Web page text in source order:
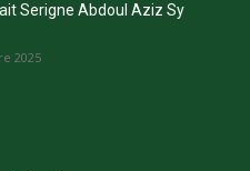
Serigne Abdoul Aziz Sy
2025